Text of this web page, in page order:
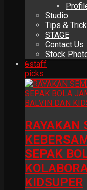
Studio
Tips & Trick
STAGE
Contact Us
Stock
6staff
picks
RAYAKAN
SEPAK
KIDSUPER